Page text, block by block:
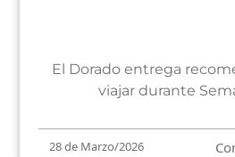
El Dorado entrega
viajar durante
28 de Marzo/2026